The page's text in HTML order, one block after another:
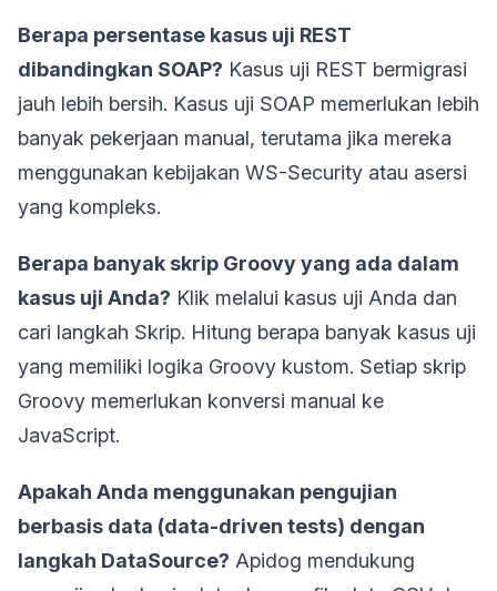
Berapa persentase kasus uji REST
dibandingkan SOAP? Kasus uji REST bermigrasi
jauh lebih bersih. Kasus uji SOAP memerlukan lebih
banyak pekerjaan manual, terutama jika mereka
menggunakan kebijakan WS-Security atau asersi
yang kompleks.
Berapa banyak skrip Groovy yang ada dalam
kasus uji Anda? Klik melalui kasus uji Anda dan
cari langkah Skrip. Hitung berapa banyak kasus uji
yang memiliki logika Groovy kustom. Setiap skrip
Groovy memerlukan konversi manual ke
JavaScript.
Apakah Anda menggunakan pengujian
berbasis data (data-driven tests) dengan
langkah DataSource? Apidog mendukung